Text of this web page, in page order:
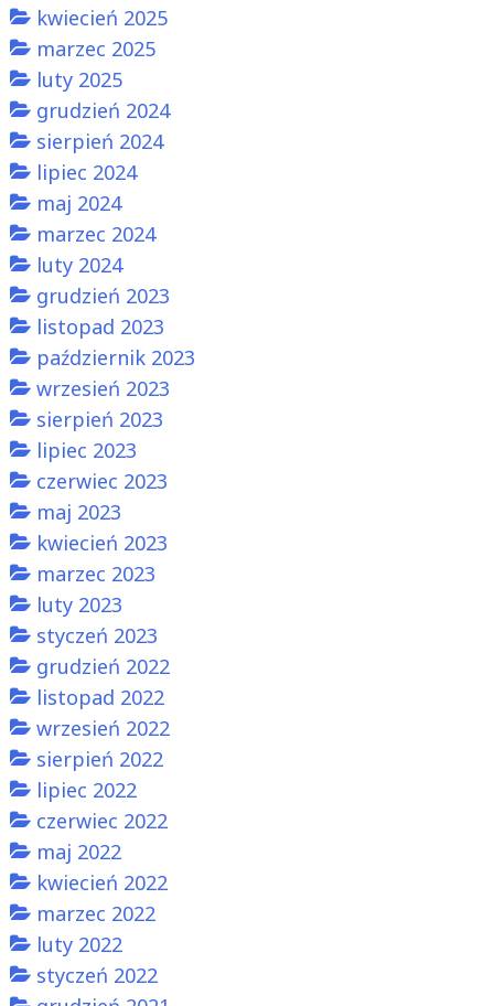
kwiecień 2025
marzec 2025
luty 2025
grudzień 2024
sierpień 2024
lipiec 2024
maj 2024
marzec 2024
luty 2024
grudzień 2023
listopad 2023
październik 2023
wrzesień 2023
sierpień 2023
lipiec 2023
czerwiec 2023
maj 2023
kwiecień 2023
marzec 2023
luty 2023
styczeń 2023
grudzień 2022
listopad 2022
wrzesień 2022
sierpień 2022
lipiec 2022
czerwiec 2022
maj 2022
kwiecień 2022
marzec 2022
luty 2022
styczeń 2022